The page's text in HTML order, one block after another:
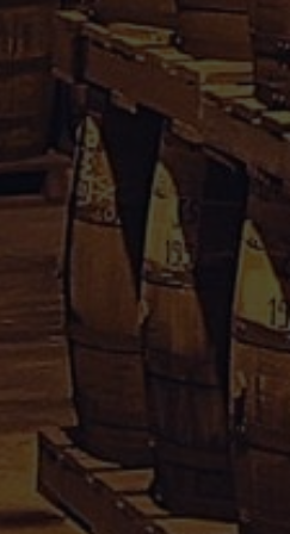
Rhum Caraïbes – Vente en
Guadeloupe & Martinique.
Votre avis nous
içi
Informations
Conditions Générales de Vente
Mentions Légales
Paiement sécurisé
Politique de confidentialité
Droit de rétractation